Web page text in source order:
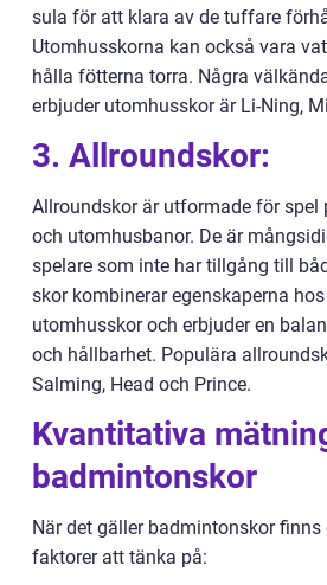
sula för att klara av de tuffare
Utomhusskorna kan också vara
hålla fötterna torra. Några
erbjuder utomhusskor är Li-Ning,
3. Allroundskor:
Allroundskor är utformade för spel
och utomhusbanor. De är
spelare som inte har tillgång till
skor kombinerar egenskaperna
utomhusskor och erbjuder en
och hållbarhet. Populära
Salming, Head och Prince.
Kvantitativa
badmintonskor
När det gäller badmintonskor
faktorer att tänka på: